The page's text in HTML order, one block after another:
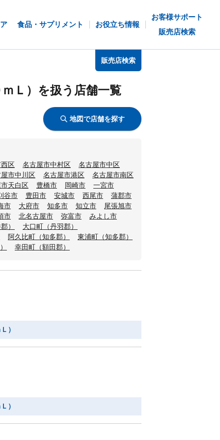
食品・サプリメント お役立ち情報
お客様サポート
販売店検索
販売店検索
Ｌ）を扱う店舗一覧
地図で店舗を探す
区 名古屋市中村区
名古屋市中区
市中川区 名古屋市港区
名古屋市南区
天白区 豊橋市 岡崎市
一宮市
谷市 豊田市 安城市 西尾市
蒲郡市
市 大府市 知多市 知立市
尾張旭市
市 北名古屋市 弥富市
みよし市
）
大口町（丹羽郡）
阿久比町（知多郡）
東浦町（知多郡）
幸田町（額田郡）
）
）